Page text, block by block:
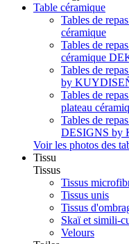
Table céramique
Tables de
céramique
Tables de
céramique
Tables de
by
Tables de
plateau
Tables de
DESIGNS by
Voir les photos des
Tissu
Tissus
Tissus
Tissus unis
Tissus
Skaï et simili-
Velours